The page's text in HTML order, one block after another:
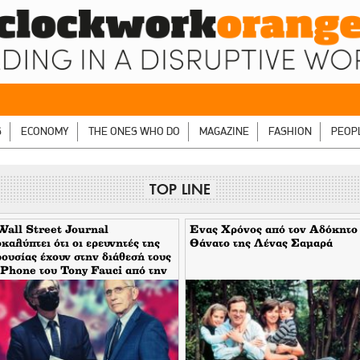
ECONOMY THE ONES WHO DO MAGAZINE FASHION
TOP LINE
Street Journal
ότι οι ερευνητές της
έχουν στην διάθεσή τους
του Tony Fauci από την
της πανδημίας. Τι
αυτό για τον εμπλεκόμενο
Τσιόδρα
Eνας Χρόνος από τον Αδόκητο
Θάνατο της Λένας Σαμαρά